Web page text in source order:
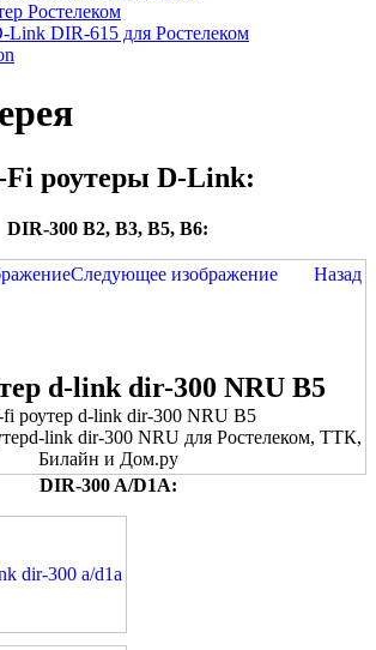
Ростелеком
Link DIR-615 для Ростелеком
роутеры D-Link:
DIR-300 B2, B3, B5, B6:
Следующее изображение Назад
d-link dir-300 NRU B5
link dir-300 NRU для Ростелеком, ТТК,
Билайн и Дом.ру
DIR-300 A/D1A: